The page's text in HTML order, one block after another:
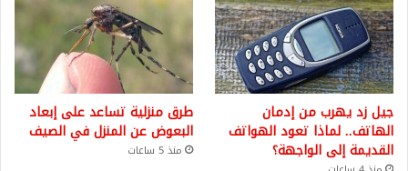
جيل زد يهرب من إدمان
الهاتف.. لماذا تعود الهواتف
القديمة إلى الواجهة؟
طرق منزلية تساعد على إبعاد
البعوض عن المنزل في الصيف
منذ 5 ساعات